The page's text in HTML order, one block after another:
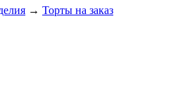
→ Торты на заказ